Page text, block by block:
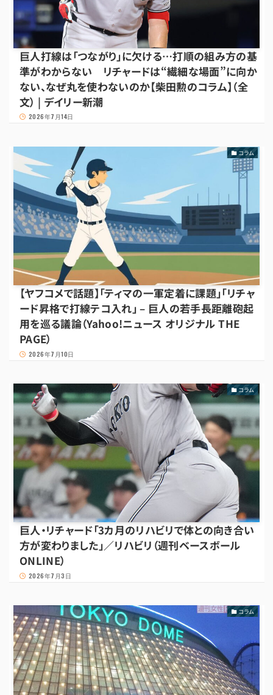
巨人打線は「つながり」に欠ける…打順の組み方の基
準がわからない リチャードは“繊細な場面”に向か
ない、なぜ丸を使わないのか【柴田勲のコラム】（全
文） | デイリー新潮
2026年7月14日
コラム
【ヤフコメで話題】「ティマの一軍定着に課題」「リチャ
ード昇格で打線テコ入れ」 – 巨人の若手長距離砲起
用を巡る議論（Yahoo!ニュース オリジナル THE
PAGE）
2026年7月10日
コラム
巨人・リチャード「3カ月のリハビリで体との向き合い
方が変わりました」／リハビリ（週刊ベースボール
ONLINE）
2026年7月3日
コラム